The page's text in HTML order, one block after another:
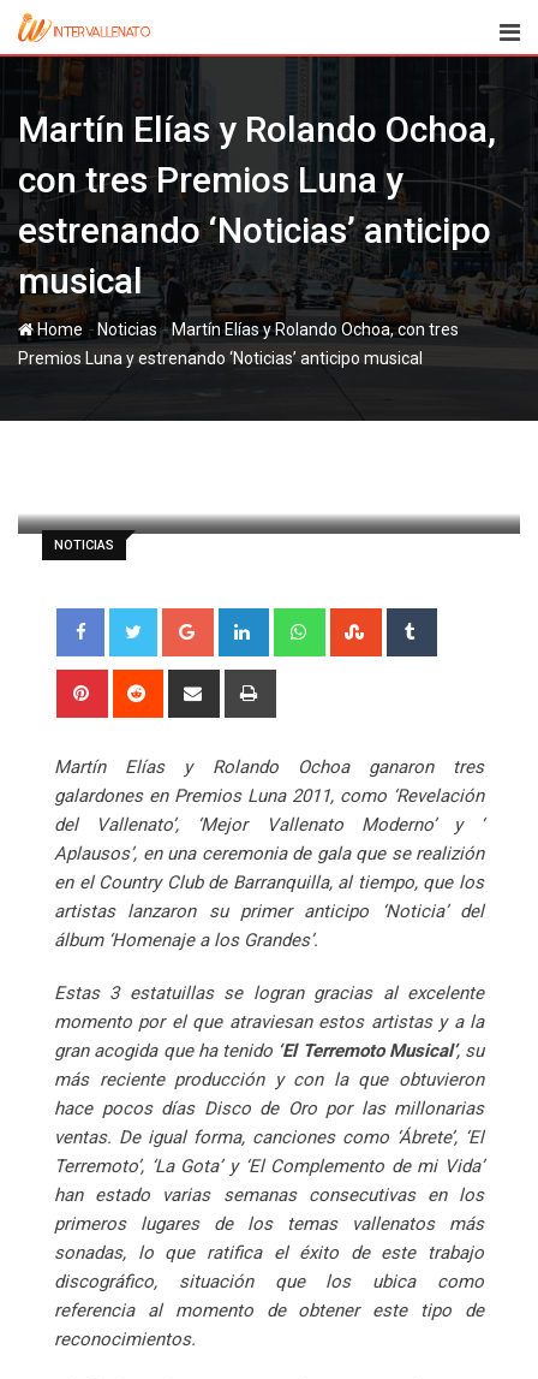
Skip
content
Martín Elías y Rolando Ochoa,
con tres Premios Luna y
estrenando ‘Noticias’ anticipo
musical
Home - Noticias-Martín Elías y Rolando Ochoa, con tres
Premios Luna y estrenando ‘Noticias’ anticipo musical
NOTICIAS
paul
23 noviembre, 2011
Google+ LinkedIn WhatsappStumbleUpon
Pinterest Reddit
Share
Martín Elías y Rolando Ochoa ganaron tres
galardones en Premios Luna 2011, como ‘Revelación
del Vallenato’, ‘Mejor Vallenato Moderno’ y ‘
Aplausos’, en una ceremonia de gala que se realizión
en el Country Club de Barranquilla, al tiempo, que los
artistas lanzaron su primer anticipo ‘Noticia’ del
álbum ‘Homenaje a los Grandes’.
Estas 3 estatuillas se logran gracias al excelente
momento por el que atraviesan estos artistas y a la
gran acogida que ha tenido ‘El Terremoto Musical’, su
más reciente producción y con la que obtuvieron
hace pocos días Disco de Oro por las millonarias
ventas. De igual forma, canciones como ‘Ábrete’, ‘El
Terremoto’, ‘La Gota’ y ‘El Complemento de mi Vida’
han estado varias semanas consecutivas en los
primeros lugares de los temas vallenatos más
sonadas, lo que ratifica el éxito de este trabajo
discográfico, situación que los ubica como
referencia al momento de obtener este tipo de
reconocimientos.